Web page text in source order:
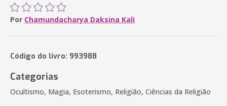
Por Chamundacharya Daksina Kali
Código do livro: 993988
Categorias
Ocultismo, Magia, Esoterismo, Religião, Ciências da Religião